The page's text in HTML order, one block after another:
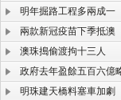
明年掘路工程多兩成一
兩款新冠疫苗下季抵澳
澳珠搗偷渡拘十三人
政府去年盈餘五百六億
明珠建天橋料塞車加劇